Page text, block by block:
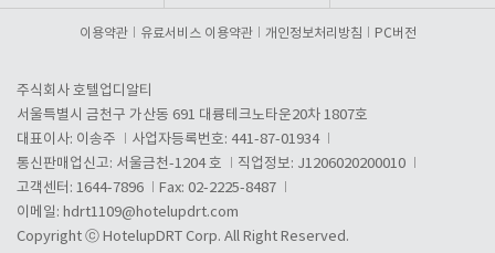
이용약관 유료서비스 이용약관 개인정보처리방침 PC버전
주식회사 호텔업디알티
서울특별시 금천구 가산동 691 대륭테크노타운20차 1807호
대표이사: 이송주
사업자등록번호: 441-87-01934
통신판매업신고: 서울금천-1204 호
직업정보: J1206020200010
고객센터: 1644-7896
Fax: 02-2225-8487
이메일: hdrt1109@hotelupdrt.com
Copyright ⓒ HotelupDRT Corp. All Right Reserved.